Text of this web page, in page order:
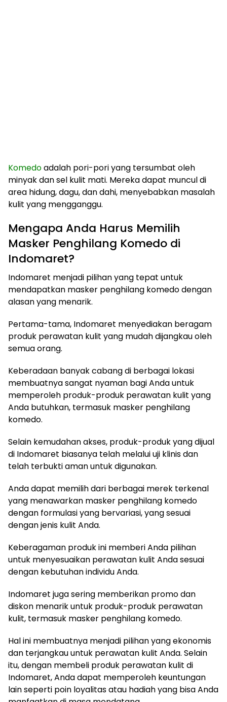
Komedoadalah pori-pori yang tersumbat oleh
minyak dan sel kulit mati. Mereka dapat muncul di
area hidung, dagu, dan dahi, menyebabkan masalah
kulit yang mengganggu.
Mengapa Anda Harus Memilih
Masker Penghilang Komedo di
Indomaret?
Indomaret menjadi pilihan yang tepat untuk
mendapatkan masker penghilang komedo dengan
alasan yang menarik.
Pertama-tama, Indomaret menyediakan beragam
produk perawatan kulit yang mudah dijangkau oleh
semua orang.
Keberadaan banyak cabang di berbagai lokasi
membuatnya sangat nyaman bagi Anda untuk
memperoleh produk-produk perawatan kulit yang
Anda butuhkan, termasuk masker penghilang
komedo.
Selain kemudahan akses, produk-produk yang dijual
di Indomaret biasanya telah melalui uji klinis dan
telah terbukti aman untuk digunakan.
Anda dapat memilih dari berbagai merek terkenal
yang menawarkan masker penghilang komedo
dengan formulasi yang bervariasi, yang sesuai
dengan jenis kulit Anda.
Keberagaman produk ini memberi Anda pilihan
untuk menyesuaikan perawatan kulit Anda sesuai
dengan kebutuhan individu Anda.
Indomaret juga sering memberikan promo dan
diskon menarik untuk produk-produk perawatan
kulit, termasuk masker penghilang komedo.
Hal ini membuatnya menjadi pilihan yang ekonomis
dan terjangkau untuk perawatan kulit Anda. Selain
itu, dengan membeli produk perawatan kulit di
Indomaret, Anda dapat memperoleh keuntungan
lain seperti poin loyalitas atau hadiah yang bisa Anda